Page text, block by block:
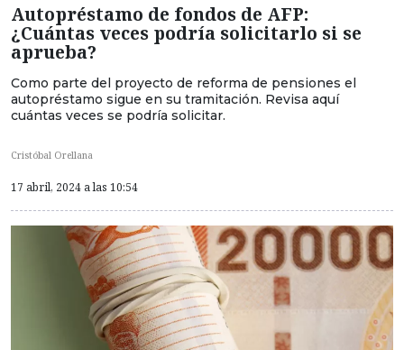
Autopréstamo de fondos de AFP:
¿Cuántas veces podría solicitarlo si se
aprueba?
Como parte del proyecto de reforma de pensiones el
autopréstamo sigue en su tramitación. Revisa aquí
cuántas veces se podría solicitar.
Cristóbal Orellana
17 abril, 2024 a las 10:54